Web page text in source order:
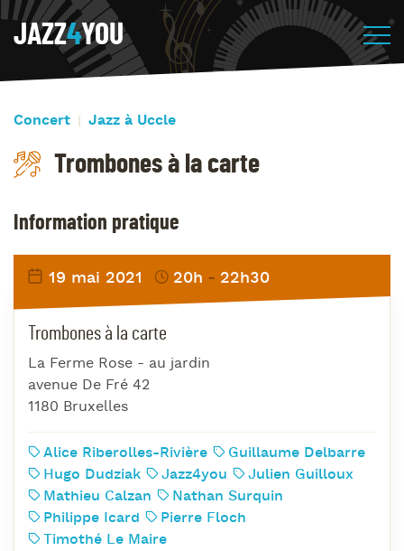
JAZZ4YOU
Concert Jazz à Uccle
Trombones à la carte
Information pratique
19 mai 2021 20h 22h30
Trombones à la carte
La Ferme Rose - au jardin
avenue De Fré 42
1180 Bruxelles
Alice Riberolles-Rivière
Guillaume Delbarre
Hugo Dudziak
Jazz4you
Julien Guilloux
Mathieu Calzan
Nathan Surquin
Philippe Icard
Pierre Floch
Timothé Le Maire